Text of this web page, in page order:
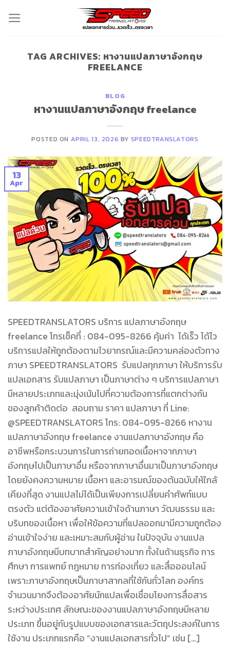
TAG ARCHIVES: หางานแปลภาษาอังกฤษ
FREELANCE
BLOG
หางานแปลภาษาอังกฤษ freelance
POSTED ON APRIL 13, 2026 BY SPEEDTRANSLATORS
13
Apr
SPEEDTRANSLATORS บริการ แปลภาษาอังกฤษ
freelance โทรเช็คที่ : 084-095-8266 คุ้มค่า ได้เร็ว ได้ไว
บริการแปลให้ถูกต้องตามไวยากรณ์และมีความคล่องตัวทาง
ภาษา SPEEDTRANSLATORS รับแปลทุกภาษา ให้บริการรับ
แปลเอกสาร รับแปลภาษา เป็นภาษาต่าง ๆ บริการแปลภาษา
มีหลายประเภทและมุ่งเน้นไปที่ความต้องการที่แตกต่างกัน
ของลูกค้าติดต่อ สอบถาม ราคา แปลภาษา ที่ Line:
@SPEEDTRANSLATORS โทร: 084-095-8266 หางาน
แปลภาษาอังกฤษ freelance งานแปลภาษาอังกฤษ คือ
อาชีพหรือกระบวนการในการถ่ายทอดเนื้อหาจากภาษา
อังกฤษไปเป็นภาษาอื่น หรือจากภาษาอื่นมาเป็นภาษาอังกฤษ
โดยยังคงความหมาย เนื้อหา และอารมณ์ของต้นฉบับให้ใกล้
เคียงที่สุด งานแปลไม่ได้เป็นเพียงการเปลี่ยนคำศัพท์แบบ
ตรงตัว แต่ต้องอาศัยความเข้าใจด้านภาษา วัฒนธรรม และ
บริบทของเนื้อหา เพื่อให้ข้อความที่แปลออกมามีความถูกต้อง
อ่านเข้าใจง่าย และเหมาะสมกับผู้อ่าน ในปัจจุบัน งานแปล
ภาษาอังกฤษมีบทบาทสำคัญอย่างมาก ทั้งในด้านธุรกิจ การ
ศึกษา การแพทย์ กฎหมาย การท่องเที่ยว และสื่อออนไลน์
เพราะภาษาอังกฤษเป็นภาษาสากลที่ใช้กันทั่วโลก องค์กร
จำนวนมากจึงต้องอาศัยนักแปลเพื่อเชื่อมโยงการสื่อสาร
ระหว่างประเทศ ลักษณะของงานแปลภาษาอังกฤษมีหลาย
ประเภท ขึ้นอยู่กับรูปแบบของเอกสารและวัตถุประสงค์ในการ
ใช้งาน ประเภทแรกคือ “งานแปลเอกสารทั่วไป” เช่น […]